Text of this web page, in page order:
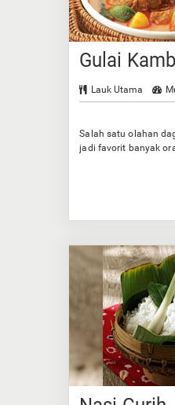
Gulai
Lauk Utama
Salah satu olahan
jadi favorit banyak